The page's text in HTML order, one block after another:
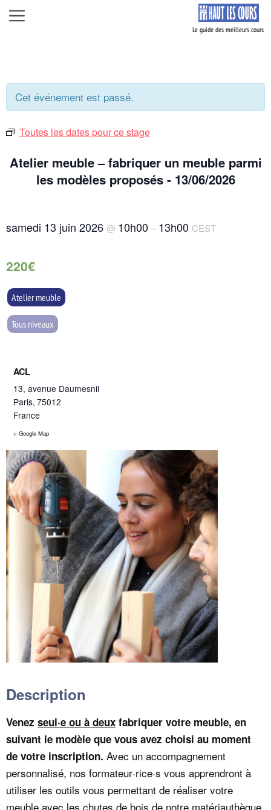
Aller
au
Menu
Cet événement est passé.
Toutes les dates pour ce stage
Atelier meuble – fabriquer un meuble parmi
les modèles proposés - 13/06/2026
samedi 13 juin 2026 @ 10h00 – 13h00 CEST
220€
Atelier meuble
Tous niveaux
ACL
13, avenue Daumesnil
Paris, 75012
France
+ Google Map
Description
Venez seul·e ou à deux fabriquer votre meuble, en
suivant le modèle que vous avez choisi au moment
de votre inscription. Avec un accompagnement
personnalisé, nos formateur·rice·s vous apprendront à
utiliser les outils vous permettant de réaliser votre
meuble avec les chutes de bois de notre matériauthèque.